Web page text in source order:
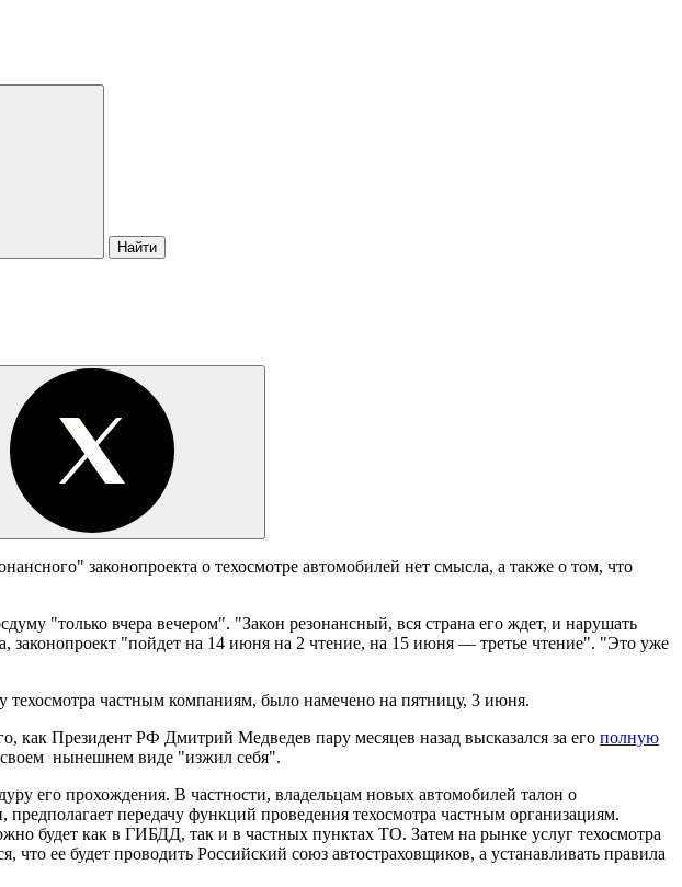
Найти
законопроекта о техосмотре автомобилей нет смысла, а также о том, что
"только вчера вечером". "Закон резонансный, вся страна его ждет, и нарушать
"пойдет на 14 июня на 2 чтение, на 15 июня — третье чтение". "Это уже
техосмотра частным компаниям, было намечено на пятницу, 3 июня.
как Президент РФ Дмитрий Медведев пару месяцев назад высказался за его полную
своем нынешнем виде "изжил себя".
его прохождения. В частности, владельцам новых автомобилей талон о
передачу функций проведения техосмотра частным организациям.
будет как в ГИБДД, так и в частных пунктах ТО. Затем на рынке услуг техосмотра
ее будет проводить Российский союз автостраховщиков, а устанавливать правила